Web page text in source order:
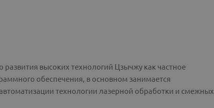
высоких технологий Цзычжу как частное
обеспечения, в основном занимается
технологии лазерной обработки и смежных